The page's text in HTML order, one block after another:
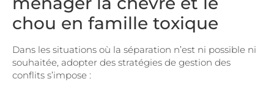
chou en famille toxique
Dans les situations où la séparation n’est ni possible ni
souhaitée, adopter des stratégies de gestion des
conflits s’impose :